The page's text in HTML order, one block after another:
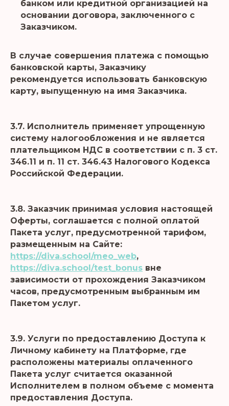
банком или кредитной организацией на
основании договора, заключенного с
Заказчиком.
В случае совершения платежа с помощью
банковской карты, Заказчику
рекомендуется использовать банковскую
карту, выпущенную на имя Заказчика.
3.7. Исполнитель применяет упрощенную
систему налогообложения и не является
плательщиком НДС в соответствии с п. 3 ст.
346.11 и п. 11 ст. 346.43 Налогового Кодекса
Российской Федерации.
3.8. Заказчик принимая условия настоящей
Оферты, соглашается с полной оплатой
Пакета услуг, предусмотренной тарифом,
размещенным на Сайте:
https://diva.school/meo_web,
https://diva.school/test_bonus вне
зависимости от прохождения Заказчиком
часов, предусмотренным выбранным им
Пакетом услуг.
3.9. Услуги по предоставлению Доступа к
Личному кабинету на Платформе, где
расположены материалы оплаченного
Пакета услуг считается оказанной
Исполнителем в полном объеме с момента
предоставления Доступа.